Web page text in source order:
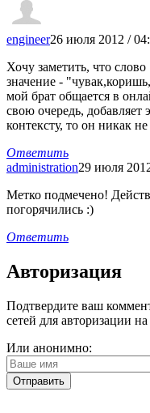
engineer26 июля 2012 /
Хочу заметить, что
значение -
мой брат общается в
свою очередь, добавляет
контексту, то он никак
Ответить
administration29 июля
Метко подмечено!
погорячились :)
Ответить
Авторизация
Подтвердите ваш
сетей для авторизации
Или анонимно: